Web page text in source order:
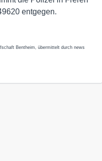
entgegen.
Bentheim, übermittelt durch news